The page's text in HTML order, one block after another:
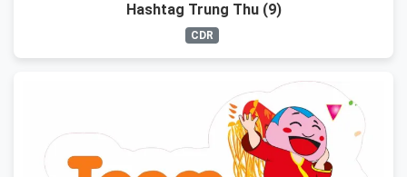
Hashtag Trung Thu (9)
CDR